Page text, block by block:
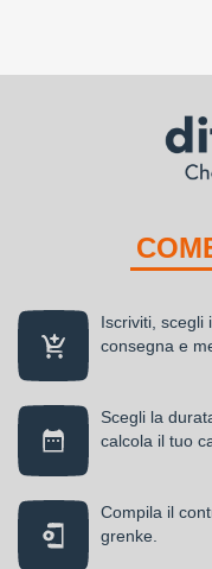
Iscriviti, scegli
consegna e
Scegli la
calcola il tuo
Compila il
grenke.